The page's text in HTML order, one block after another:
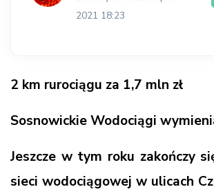
2021 18:23
2 km rurociągu za 1,7 mln zł
Sosnowickie Wodociągi
Jeszcze w tym roku zakończy
sieci wodociągowej w ulicach